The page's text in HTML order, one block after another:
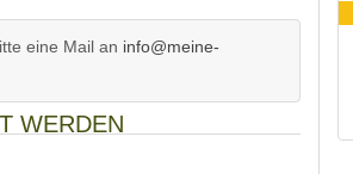
eine Mail an info@meine-
WERDEN